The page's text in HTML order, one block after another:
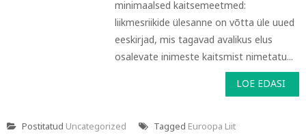
minimaalsed kaitsemeetmed:
liikmesriikide ülesanne on võtta üle uued
eeskirjad, mis tagavad avalikus elus
osalevate inimeste kaitsmist nimetatu...
LOE EDASI
Postitatud Uncategorized Tagged Euroopa Liit